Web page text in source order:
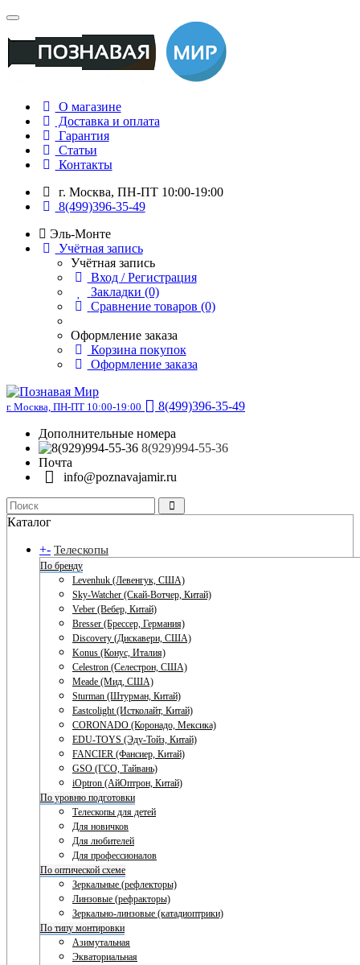
О магазине
Доставка и оплата
Гарантия
Статьи
Контакты
г. Москва, ПН-ПТ 10:00-19:00
8(499)396-35-49
Эль-Монте
Учётная запись
Учётная запись
Вход / Регистрация
Закладки (0)
Сравнение товаров (0)
Оформление заказа
Корзина покупок
Оформление заказа
г. Москва, ПН-ПТ 10:00-19:00
8(499)396-35-49
Дополнительные номера
8(929)994-55-36
Почта
info@poznavajamir.ru
Каталог
+- Телескопы
По бренду
Levenhuk (Левенгук, США)
Sky-Watcher (Скай-Вотчер, Китай)
Veber (Вебер, Китай)
Bresser (Брессер, Германия)
Discovery (Дискавери, США)
Konus (Конус, Италия)
Celestron (Селестрон, США)
Meade (Мид, США)
Sturman (Штурман, Китай)
Eastcolight (Истколайт, Китай)
CORONADO (Коронадо, Мексика)
EDU-TOYS (Эду-Тойз, Китай)
FANCIER (Фансиер, Китай)
GSO (ГСО, Тайвань)
iOptron (АйОптрон, Китай)
По уровню подготовки
Телескопы для детей
Для новичков
Для любителей
Для профессионалов
По оптической схеме
Зеркальные (рефлекторы)
Линзовые (рефракторы)
Зеркально-линзовые (катадиоптрики)
По типу монтировки
Азимутальная
Экваториальная